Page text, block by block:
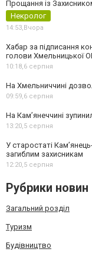
Прощання із
Некролог
14:53, Вчора
Хабар за підписання
голови Хмельницької
10:18, 6 серпня
На Хмельниччині
09:59, 6 серпня
На Камʼянеччині
13:20, 5 серпня
У старостаті
загиблим захисникам
12:20, 5 серпня
Рубрики новин
Загальний розділ
Туризм
Будівництво